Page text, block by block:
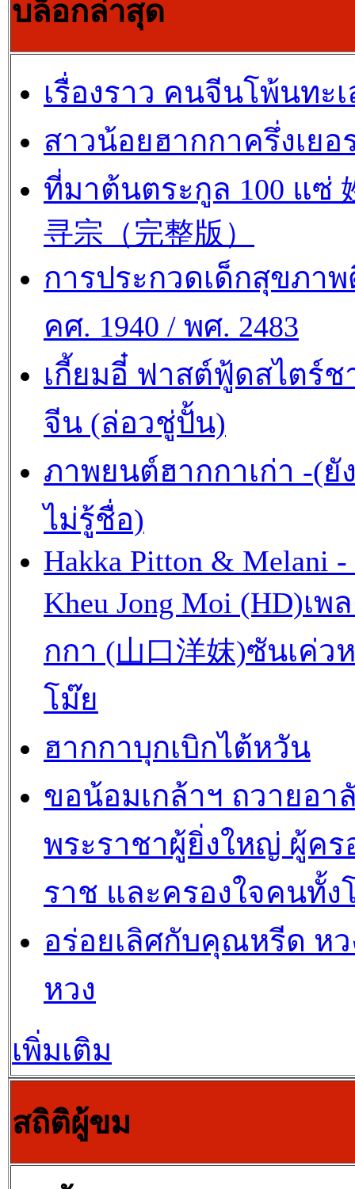
บล็อกล่าสุด
เรื่องราว คนจีนโพ้นทะ
สาวน้อยฮากกาครึ่งเยอ
ที่มาต้นตระกูล 100 แซ่
寻宗（完整版）
การประกวดเด็กสุขภา
คศ. 1940 / พศ. 2483
เกี้ยมอี๋ ฟาสต์ฟู้ดสไตร์ช
จีน (ล่อวชู่ปั้น)
ภาพยนต์ฮากกาเก่า -(ยั
ไม่รู้ชื่อ)
Hakka Pitton & Melani -
Kheu Jong Moi (HD)เพ
กกา (山口洋妺)ซันเค่ว
โม๊ย
ฮากกาบุกเบิกไต้หวัน
ขอน้อมเกล้าฯ ถวายอา
พระราชาผู้ยิ่งใหญ่ ผู้คร
ราช และครองใจคนทั้ง
อร่อยเลิศกับคุณหรีด หว
หวง
เพิ่มเติม
สถิติผู้ขม